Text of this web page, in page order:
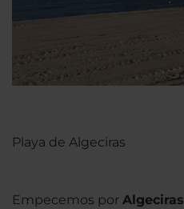
Playa de Algeciras
Empecemos por Algeciras